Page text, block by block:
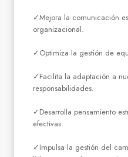
✓Mejora la comunicación
organizacional.
✓Optimiza la gestión de
✓Facilita la adaptación a
responsabilidades.
✓Desarrolla pensamiento
efectivas.
✓Impulsa la gestión del